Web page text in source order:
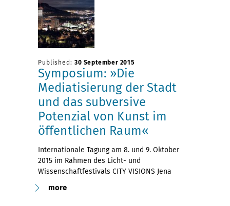
Published: 30 September 2015
Symposium: »Die
Mediatisierung der Stadt
und das subversive
Potenzial von Kunst im
öffentlichen Raum«
Internationale Tagung am 8. und 9. Oktober
2015 im Rahmen des Licht- und
Wissenschaftfestivals CITY VISIONS Jena
more